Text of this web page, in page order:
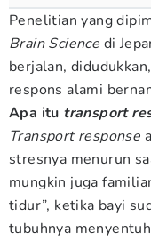
Penelitian yang
Brain Science di
berjalan,
respons alami
Apa itu transport
Transport response
stresnya menurun
mungkin juga
tidur”, ketika bayi
tubuhnya